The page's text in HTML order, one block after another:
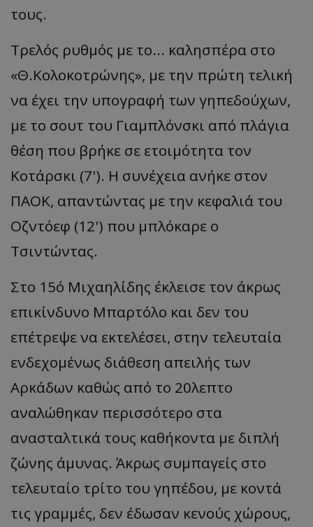
τους.
Τρελός ρυθμός με το... καλησπέρα στο
«Θ.Κολοκοτρώνης», με την πρώτη τελική
να έχει την υπογραφή των γηπεδούχων,
με το σουτ του Γιαμπλόνσκι από πλάγια
θέση που βρήκε σε ετοιμότητα τον
Κοτάρσκι (7'). Η συνέχεια ανήκε στον
ΠΑΟΚ, απαντώντας με την κεφαλιά του
Οζντόεφ (12') που μπλόκαρε ο
Τσιντώντας.
Στο 15΄ο Μιχαηλίδης έκλεισε τον άκρως
επικίνδυνο Μπαρτόλο και δεν του
επέτρεψε να εκτελέσει, στην τελευταία
ενδεχομένως διάθεση απειλής των
Αρκάδων καθώς από το 20λεπτο
αναλώθηκαν περισσότερο στα
ανασταλτικά τους καθήκοντα με διπλή
ζώνης άμυνας. Άκρως συμπαγείς στο
τελευταίο τρίτο του γηπέδου, με κοντά
τις γραμμές, δεν έδωσαν κενούς χώρους,